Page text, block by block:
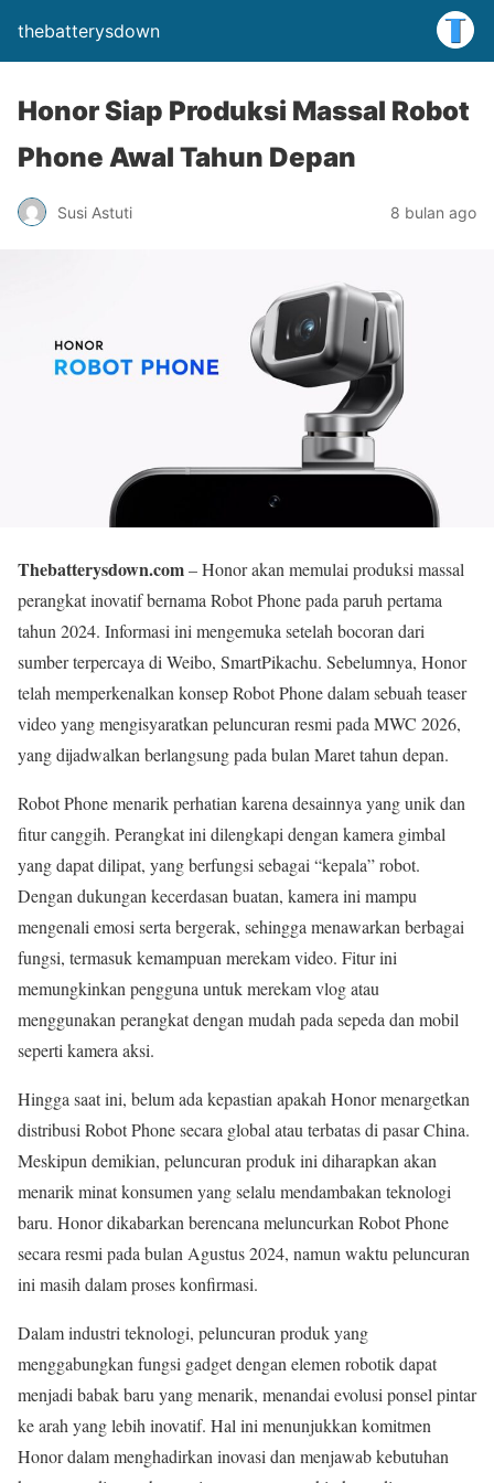
thebatterysdown
Honor Siap Produksi Massal Robot
Phone Awal Tahun Depan
Susi Astuti 8 bulan ago
Thebatterysdown.com– Honor akan memulai produksi massal
perangkat inovatif bernama Robot Phone pada paruh pertama
tahun 2024. Informasi ini mengemuka setelah bocoran dari
sumber terpercaya di Weibo, SmartPikachu. Sebelumnya, Honor
telah memperkenalkan konsep Robot Phone dalam sebuah teaser
video yang mengisyaratkan peluncuran resmi pada MWC 2026,
yang dijadwalkan berlangsung pada bulan Maret tahun depan.
Robot Phone menarik perhatian karena desainnya yang unik dan
fitur canggih. Perangkat ini dilengkapi dengan kamera gimbal
yang dapat dilipat, yang berfungsi sebagai “kepala” robot.
Dengan dukungan kecerdasan buatan, kamera ini mampu
mengenali emosi serta bergerak, sehingga menawarkan berbagai
fungsi, termasuk kemampuan merekam video. Fitur ini
memungkinkan pengguna untuk merekam vlog atau
menggunakan perangkat dengan mudah pada sepeda dan mobil
seperti kamera aksi.
Hingga saat ini, belum ada kepastian apakah Honor menargetkan
distribusi Robot Phone secara global atau terbatas di pasar China.
Meskipun demikian, peluncuran produk ini diharapkan akan
menarik minat konsumen yang selalu mendambakan teknologi
baru. Honor dikabarkan berencana meluncurkan Robot Phone
secara resmi pada bulan Agustus 2024, namun waktu peluncuran
ini masih dalam proses konfirmasi.
Dalam industri teknologi, peluncuran produk yang
menggabungkan fungsi gadget dengan elemen robotik dapat
menjadi babak baru yang menarik, menandai evolusi ponsel pintar
ke arah yang lebih inovatif. Hal ini menunjukkan komitmen
Honor dalam menghadirkan inovasi dan menjawab kebutuhan